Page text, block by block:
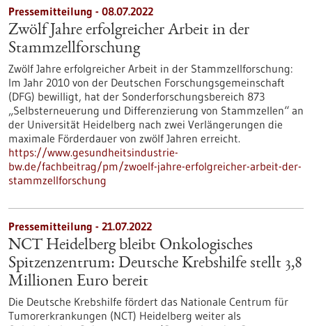
Pressemitteilung - 08.07.2022
Zwölf Jahre erfolgreicher Arbeit in der
Stammzellforschung
Zwölf Jahre erfolgreicher Arbeit in der Stammzellforschung:
Im Jahr 2010 von der Deutschen Forschungsgemeinschaft
(DFG) bewilligt, hat der Sonderforschungsbereich 873
„Selbsterneuerung und Differenzierung von Stammzellen“ an
der Universität Heidelberg nach zwei Verlängerungen die
maximale Förderdauer von zwölf Jahren erreicht.
https://www.gesundheitsindustrie-
bw.de/fachbeitrag/pm/zwoelf-jahre-erfolgreicher-arbeit-der-
stammzellforschung
Pressemitteilung - 21.07.2022
NCT Heidelberg bleibt Onkologisches
Spitzenzentrum: Deutsche Krebshilfe stellt 3,8
Millionen Euro bereit
Die Deutsche Krebshilfe fördert das Nationale Centrum für
Tumorerkrankungen (NCT) Heidelberg weiter als